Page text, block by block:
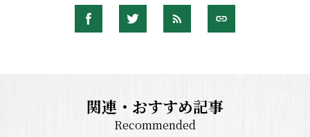
関連・おすすめ記事
Recommended